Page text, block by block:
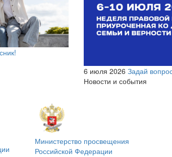
6 июля 2026 Задай
Новости и события
Министерство просвещения
Российской Федерации